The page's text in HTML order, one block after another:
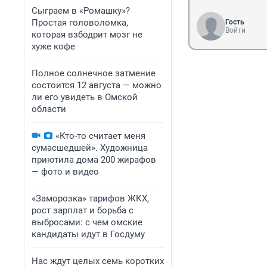
Сыграем в «Ромашку»?
Простая головоломка,
которая взбодрит мозг не
хуже кофе
Полное солнечное затмение
состоится 12 августа — можно
ли его увидеть в Омской
области
«Кто-то считает меня
сумасшедшей». Художница
приютила дома 200 жирафов
— фото и видео
«Заморозка» тарифов ЖКХ,
рост зарплат и борьба с
выбросами: с чем омские
кандидаты идут в Госдуму
Нас ждут целых семь коротких
Гость
Войти